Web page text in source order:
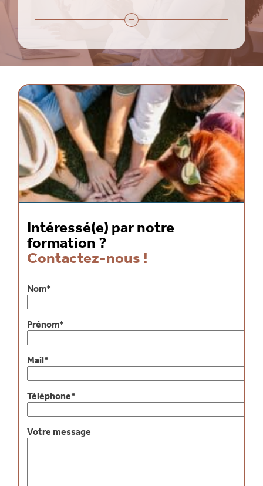
Des formations « action » alternant des
mise en pratique terrain
Des formations personnalisables,
Une équipe de formateurs « experts »
composée de professionnels de terrain qui
maîtrisent les spécificités du domicile
La possibilité de formation au sein de nos
trois sites (ou dans vos locaux)
Intéressé(e) par notre
formation ?
Contactez-nous !
Nom*
Prénom*
Mail*
Téléphone*
Votre message